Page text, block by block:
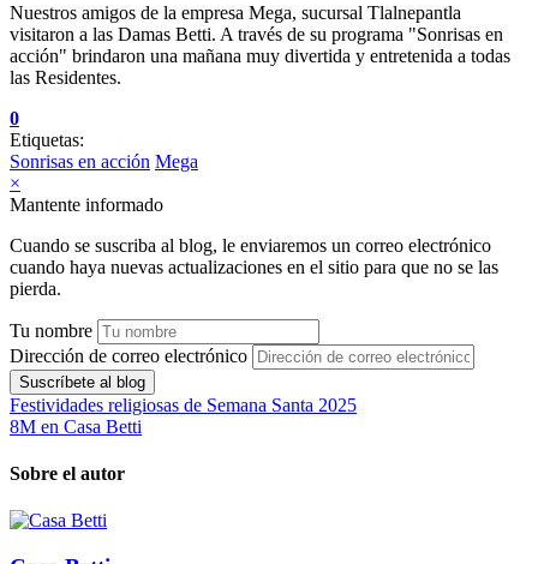
Nuestros amigos de la empresa Mega, sucursal Tlalnepantla
visitaron a las Damas Betti. A través de su programa "Sonrisas en
acción" brindaron una mañana muy divertida y entretenida a todas
las Residentes.
0
Etiquetas:
Sonrisas en acción Mega
×
Mantente informado
Cuando se suscriba al blog, le enviaremos un correo electrónico
cuando haya nuevas actualizaciones en el sitio para que no se las
pierda.
Tu nombre
Dirección de correo electrónico
Suscríbete al blog
Festividades religiosas de Semana Santa 2025
8M en Casa Betti
Sobre el autor